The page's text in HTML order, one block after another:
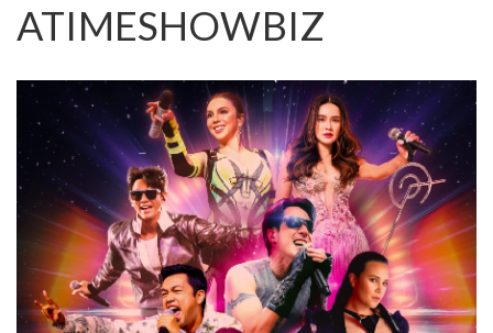
ATIMESHOWBIZ